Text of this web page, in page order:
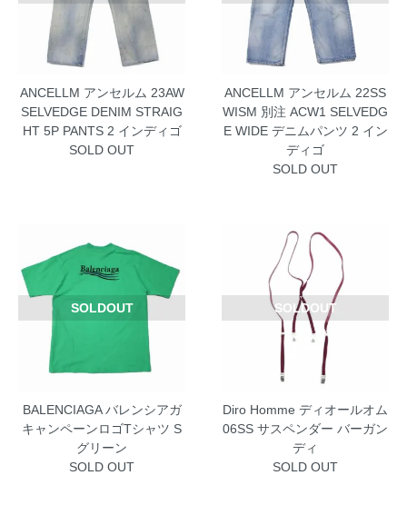
ANCELLM アンセルム 23AW
SELVEDGE DENIM STRAIG
HT 5P PANTS 2 インディゴ
SOLD OUT
ANCELLM アンセルム 22SS
WISM 別注 ACW1 SELVEDG
E WIDE デニムパンツ 2 イン
ディゴ
SOLD OUT
SOLDOUT
BALENCIAGA バレンシアガ
キャンペーンロゴTシャツ S
グリーン
SOLD OUT
SOLDOUT
Diro Homme ディオールオム
06SS サスペンダー バーガン
ディ
SOLD OUT